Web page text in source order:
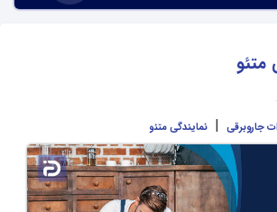
متئو
جاروبرقی | نمایندگی متئو